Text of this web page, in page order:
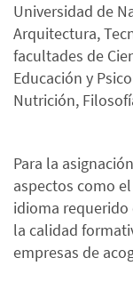
Universidad de
Arquitectura,
facultades de
Educación y
Nutrición,
Para la
aspectos como
idioma
la calidad
empresas de